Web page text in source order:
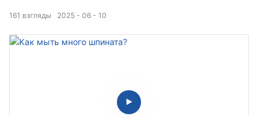
2025 06 10
161 взгляды